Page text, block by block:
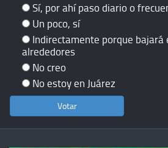
Sí, por ahí paso diario o
Un poco, sí
Indirectamente porque bajará
alrededores
No creo
No estoy en Juárez